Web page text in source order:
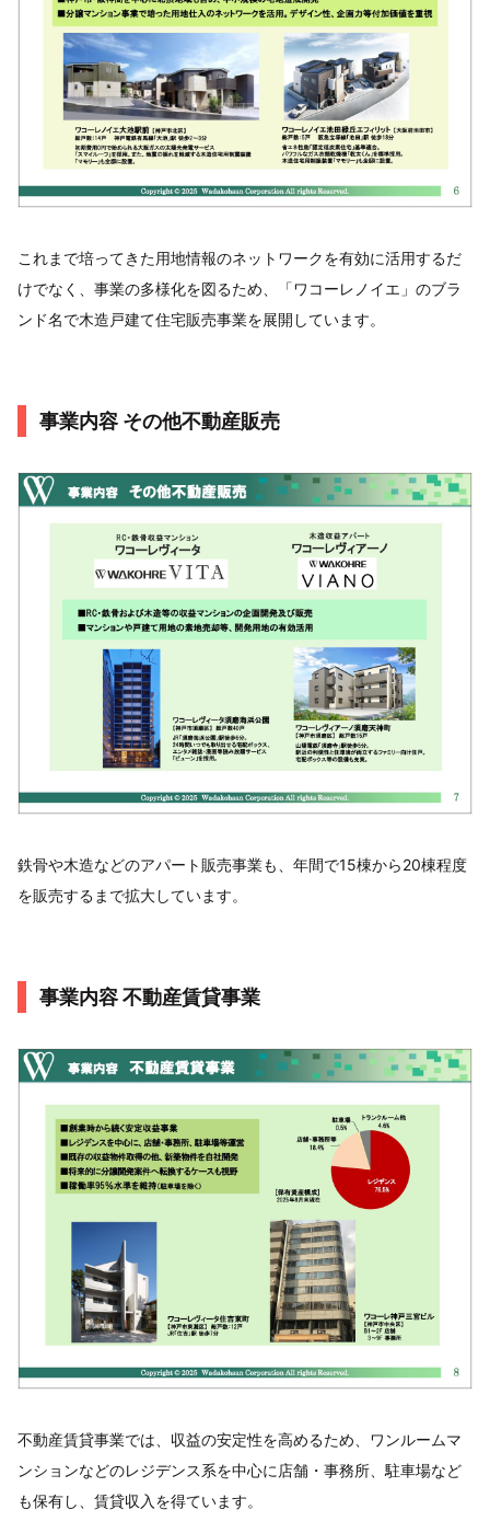
これまで培ってきた用地情報のネットワークを有効に活用するだ
けでなく、事業の多様化を図るため、「ワコーレノイエ」のブラ
ンド名で木造戸建て住宅販売事業を展開しています。
事業内容 その他不動産販売
鉄骨や木造などのアパート販売事業も、年間で15棟から20棟程度
を販売するまで拡大しています。
事業内容 不動産賃貸事業
不動産賃貸事業では、収益の安定性を高めるため、ワンルームマ
ンションなどのレジデンス系を中心に店舗・事務所、駐車場など
も保有し、賃貸収入を得ています。